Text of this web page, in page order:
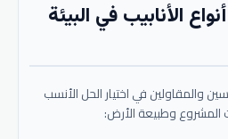
الأنابيب في البيئة
والمقاولين في اختيار الحل الأنسب
وطبيعة الأرض: